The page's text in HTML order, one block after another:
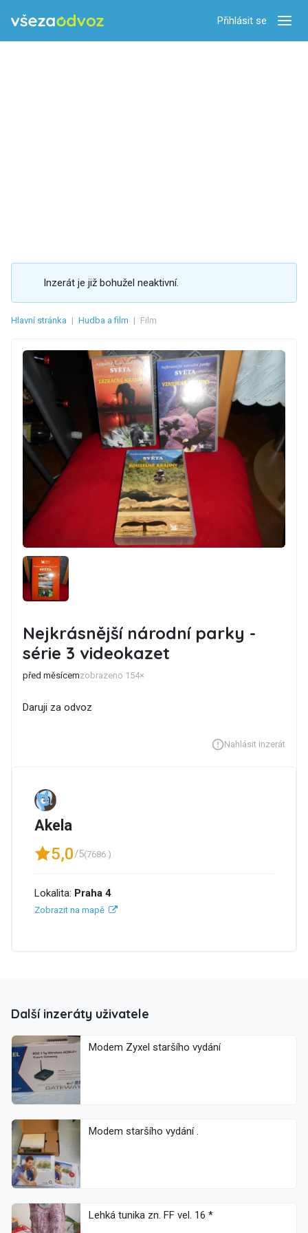
Přihlásit se
Inzerát je již bohužel neaktivní.
Hlavní stránka | Hudba a film | Film
Nejkrásnější národní parky -
série 3 videokazet
před měsícemzobrazeno 154×
Daruji za odvoz
Nahlásit inzerát
Akela
5,0/5(7686 )
Lokalita: Praha 4
Zobrazit na mapě
Další inzeráty uživatele
Modem Zyxel staršího vydání
Modem staršího vydání .
Lehká tunika zn. FF vel. 16 *